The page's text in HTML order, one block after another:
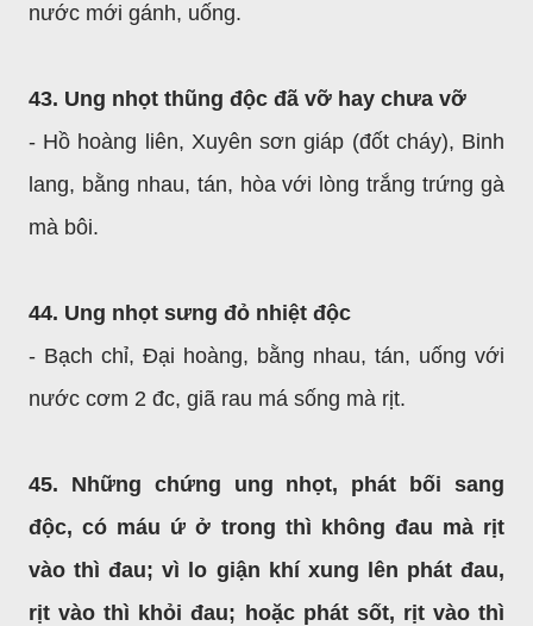
nước mới gánh, uống.
43. Ung nhọt thũng độc đã vỡ hay chưa vỡ
- Hồ hoàng liên, Xuyên sơn giáp (đốt cháy), Binh
lang, bằng nhau, tán, hòa với lòng trắng trứng gà
mà bôi.
44. Ung nhọt sưng đỏ nhiệt độc
- Bạch chỉ, Đại hoàng, bằng nhau, tán, uống với
nước cơm 2 đc, giã rau má sống mà rịt.
45. Những chứng ung nhọt, phát bối sang
độc, có máu ứ ở trong thì không đau mà rịt
vào thì đau; vì lo giận khí xung lên phát đau,
rịt vào thì khỏi đau; hoặc phát sốt, rịt vào thì